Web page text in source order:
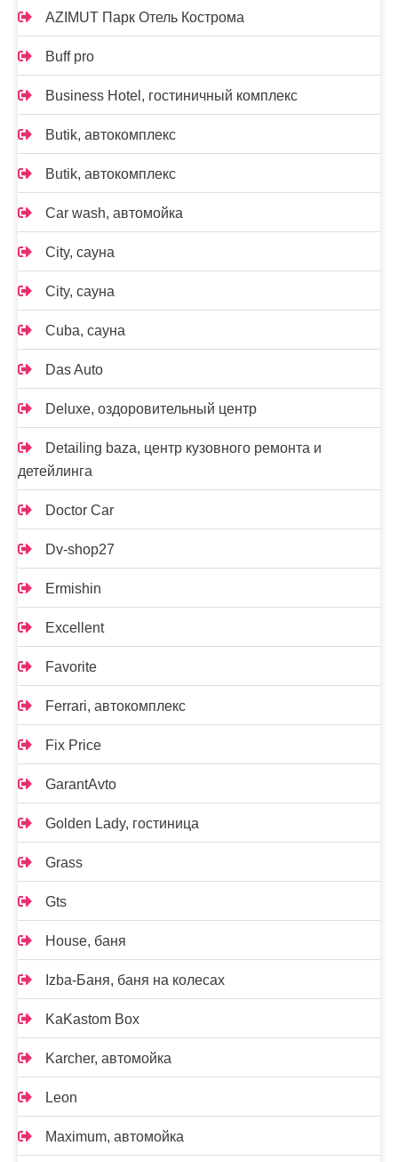
AZIMUT Парк Отель Кострома
Buff pro
Business Hotel, гостиничный комплекс
Butik, автокомплекс
Butik, автокомплекс
Car wash, автомойка
City, сауна
City, сауна
Cuba, сауна
Das Auto
Deluxe, оздоровительный центр
Detailing baza, центр кузовного ремонта и
детейлинга
Doctor Car
Dv-shop27
Ermishin
Excellent
Favorite
Ferrari, автокомплекс
Fix Price
GarantAvto
Golden Lady, гостиница
Grass
Gts
House, баня
Izba-Баня, баня на колесах
KaKastom Box
Karcher, автомойка
Leon
Maximum, автомойка